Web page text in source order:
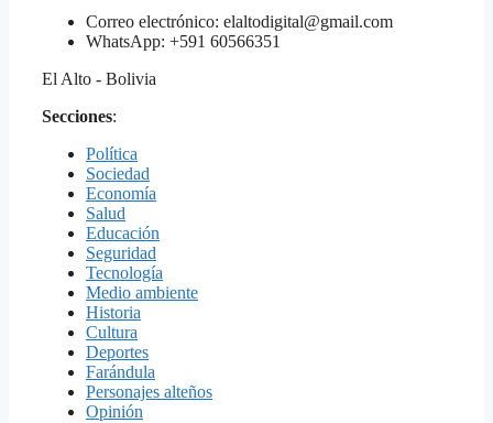
Correo electrónico: elaltodigital@gmail.com
WhatsApp: +591 60566351
El Alto - Bolivia
Secciones:
Política
Sociedad
Economía
Salud
Educación
Seguridad
Tecnología
Medio ambiente
Historia
Cultura
Deportes
Farándula
Personajes alteños
Opinión